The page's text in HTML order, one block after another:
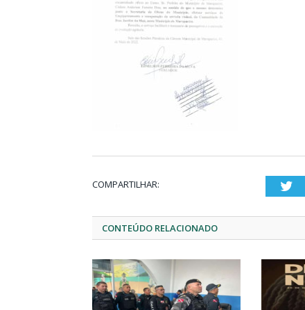
COMPARTILHAR:
CONTEÚDO RELACIONADO